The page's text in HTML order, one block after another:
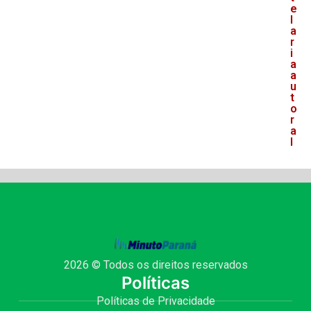
e
a
r
i
a
a
u
t
o
r
a
2026 © Todos os direitos reservados
Políticas
Políticas de Privacidade